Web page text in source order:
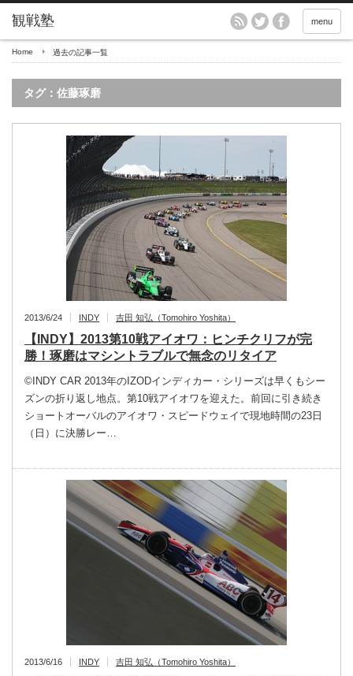
menu
Home 過去の記事一覧
タグ：佐藤琢磨
2013/6/24 INDY 吉田 知弘（Tomohiro Yoshita）
【INDY】2013第10戦アイオワ：ヒンチクリフが完
勝！琢磨はマシントラブルで無念のリタイア
©INDY CAR 2013年のIZODインディカー・シリーズは早くもシー
ズンの折り返し地点。第10戦アイオワを迎えた。前回に引き続き
ショートオーバルのアイオワ・スピードウェイで現地時間の23日
（日）に決勝レー…
2013/6/16 INDY 吉田 知弘（Tomohiro Yoshita）